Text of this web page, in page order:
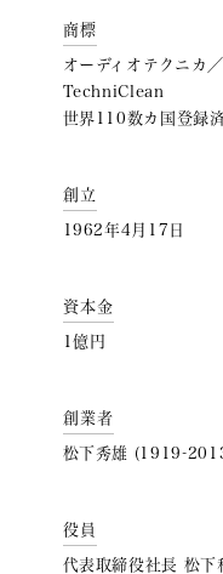
商標
オーディオテクニ
TechniClean
世界110数カ国登録
創立
1962年4月17日
資本金
1億円
創業者
松下秀雄 (1919-
役員
代表取締役社長 松下